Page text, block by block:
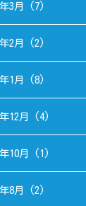
3月 (7)
2月 (2)
1月 (8)
12月 (4)
10月 (1)
8月 (2)